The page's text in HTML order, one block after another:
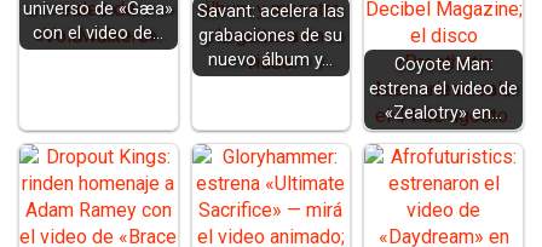
universo de «Gæa»
con el video de…
Savant: acelera las
grabaciones de su
nuevo álbum y…
Coyote Man:
estrena el video de
«Zealotry» en…